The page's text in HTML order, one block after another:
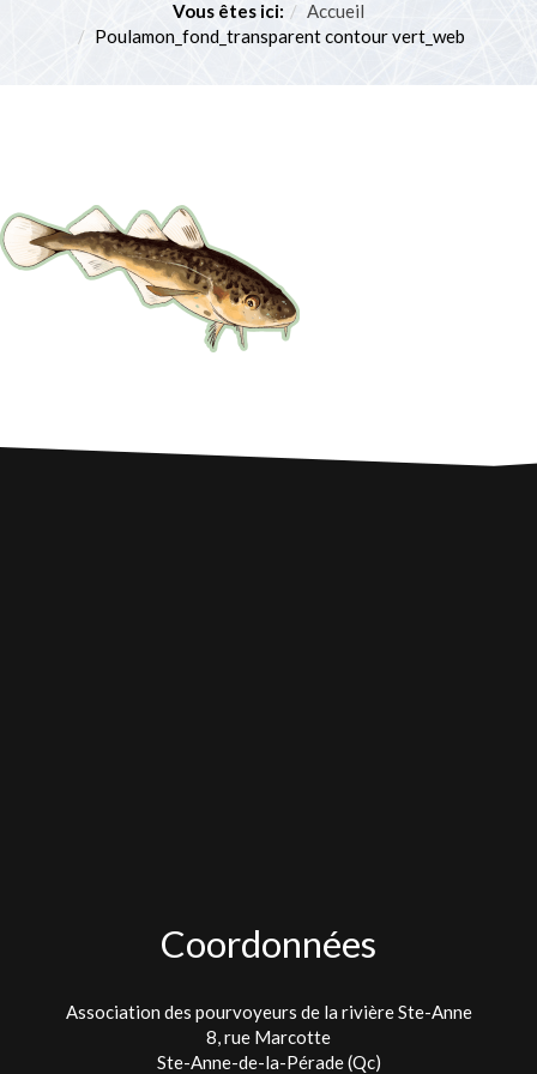
Techniques et règlements
Histoire de pêche
Restaurants et kiosques sur la glace
Vous êtes ici:
Accueil
Poulamon_fond_transparent contour vert_web
Coordonnées
Association des pourvoyeurs de la rivière Ste-Anne
8, rue Marcotte
Ste-Anne-de-la-Pérade (Qc)